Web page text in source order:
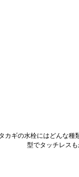
カギの水栓にはどんな
型でタッチレス